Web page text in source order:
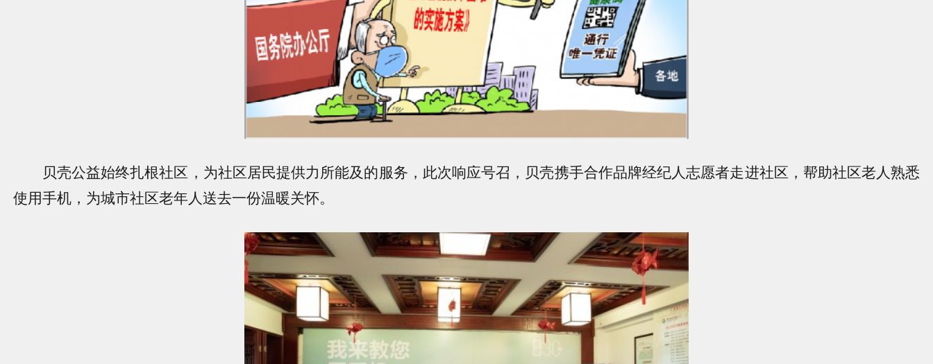
贝壳公益始终扎根社区，为社区居民提供力所能及的服务，此次响应号召，贝壳携手合作品牌经纪人志愿者走进社区，帮助社区老人熟悉
使用手机，为城市社区老年人送去一份温暖关怀。